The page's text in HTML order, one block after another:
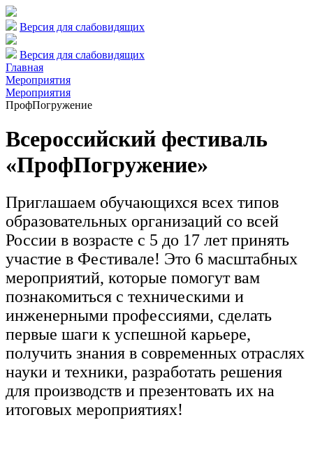
Версия для слабовидящих
Версия для слабовидящих
Главная
Мероприятия
Мероприятия
ПрофПогружение
Всероссийский фестиваль
«ПрофПогружение»
Приглашаем обучающихся всех типов
образовательных организаций со всей
России в возрасте с 5 до 17 лет принять
участие в Фестивале! Это 6 масштабных
мероприятий, которые помогут вам
познакомиться с техническими и
инженерными профессиями, сделать
первые шаги к успешной карьере,
получить знания в современных отраслях
науки и техники, разработать решения
для производств и презентовать их на
итоговых мероприятиях!